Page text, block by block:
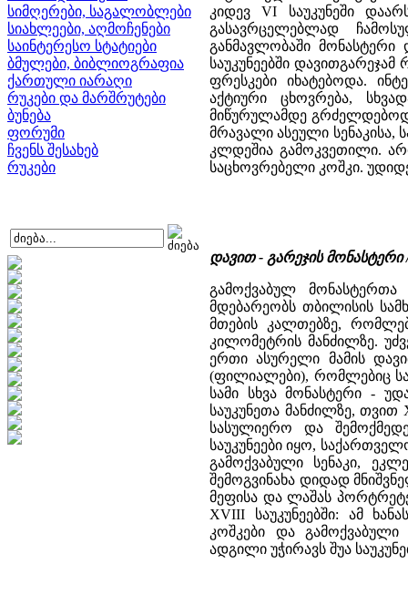
სიმღერები, საგალობლები
სიახლეები, აღმოჩენები
საინტერესო სტატიები
ბმულები, ბიბლიოგრაფია
ქართული იარაღი
რუკები და მარშრუტები
ბუნება
ფორუმი
ჩვენს შესახებ
რუკები
კიდევ VI საუკუნეში
გასავრცელებლად
განმავლობაში
საუკუნეებში
ფრესკები იხატებოდა.
აქტიური ცხოვრება,
მიწურულამდე
მრავალი ასეული სენაკისა,
კლდეშია გამოკვეთილი.
საცხოვრებელი კოშკი.
დავით - გარეჯის
გამოქვაბულ
მდებარეობს თბილისის
მთების კალთებზე,
კილომეტრის მანძილზე.
ერთი ასურელი მამის
(ფილიალები), რომლებიც
სამი სხვა მონასტერი -
საუკუნეთა მანძილზე,
სასულიერო და
საუკუნეები იყო,
გამოქვაბული სენაკი,
შემოგვინახა დიდად
მეფისა და ლაშას
XVIII საუკუნეებში: ამ
კოშკები და
ადგილი უჭირავს შუა